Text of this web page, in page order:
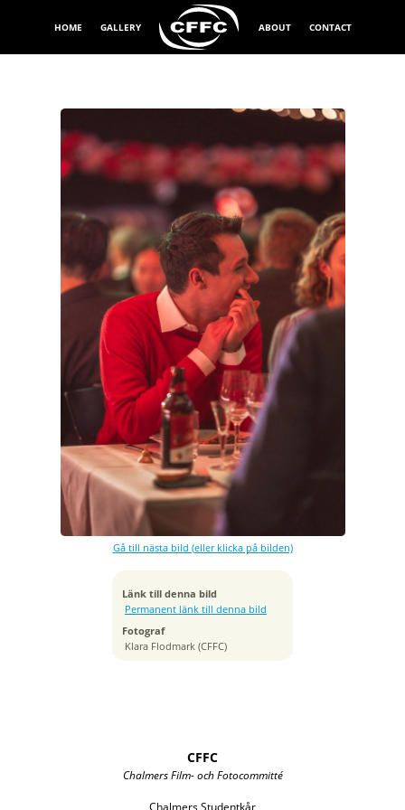
HOME GALLERY ABOUT CONTACT
Gå till nästa bild (eller klicka på bilden)
Länk till denna bild
Permanent länk till denna bild
Fotograf
Klara Flodmark (CFFC)
Exponeringstid
1/200 sek
Bländare
f/1.6
Kamera
Canon EOS R6m2
Tagen
ISO
3200
Brännvidd
105 mm
CFFC
Chalmers Film- och Fotocommitté